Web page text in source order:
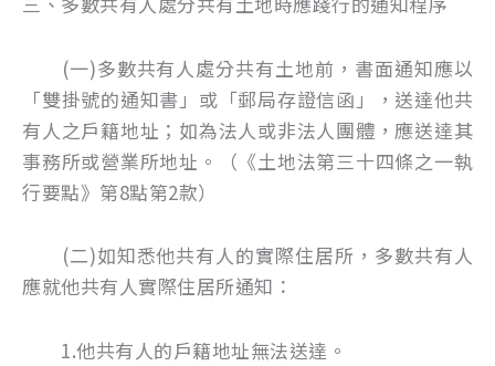
(一)多數共有人處分共有土地前，書面通知應以
「雙掛號的通知書」或「郵局存證信函」，送達他共
有人之戶籍地址；如為法人或非法人團體，應送達其
事務所或營業所地址。（《土地法第三十四條之一執
行要點》第8點第2款）
(二)如知悉他共有人的實際住居所，多數共有人
應就他共有人實際住居所通知：
1.他共有人的戶籍地址無法送達。